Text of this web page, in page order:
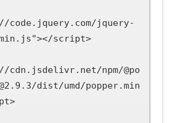
code.jquery.com/jquery-
script>
cdn.jsdelivr.net/npm/@po
dist/umd/popper.min